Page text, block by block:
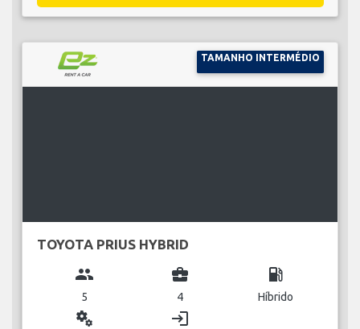
TAMANHO INTERMÉDIO
TOYOTA PRIUS HYBRID
group
5
business_center
4
local_gas_station
Híbrido
miscellaneous_services login